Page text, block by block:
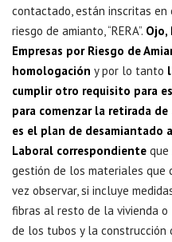
contactado, están inscritas en
riesgo de amianto, “RERA”. Ojo,
Empresas por Riesgo de
homologación y por lo tanto
cumplir otro requisito para
para comenzar la retirada
es el plan de desamiantado
Laboral correspondiente
gestión de los materiales que
vez observar, si incluye
fibras al resto de la vivienda
de los tubos y la construcción